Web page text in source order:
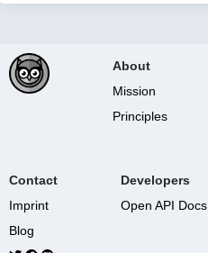
About
Mission
Principles
Contact
Imprint
Blog
Developers
Open API Docs